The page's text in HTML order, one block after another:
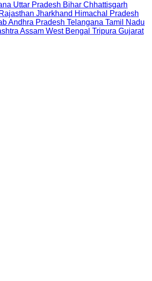
Uttar Pradesh Bihar Chhattisgarh
Rajasthan Jharkhand Himachal Pradesh
Andhra Pradesh Telangana Tamil Nadu
Assam West Bengal Tripura Gujarat